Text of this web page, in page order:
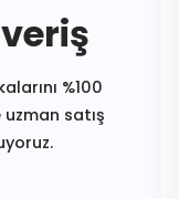
%100
satış